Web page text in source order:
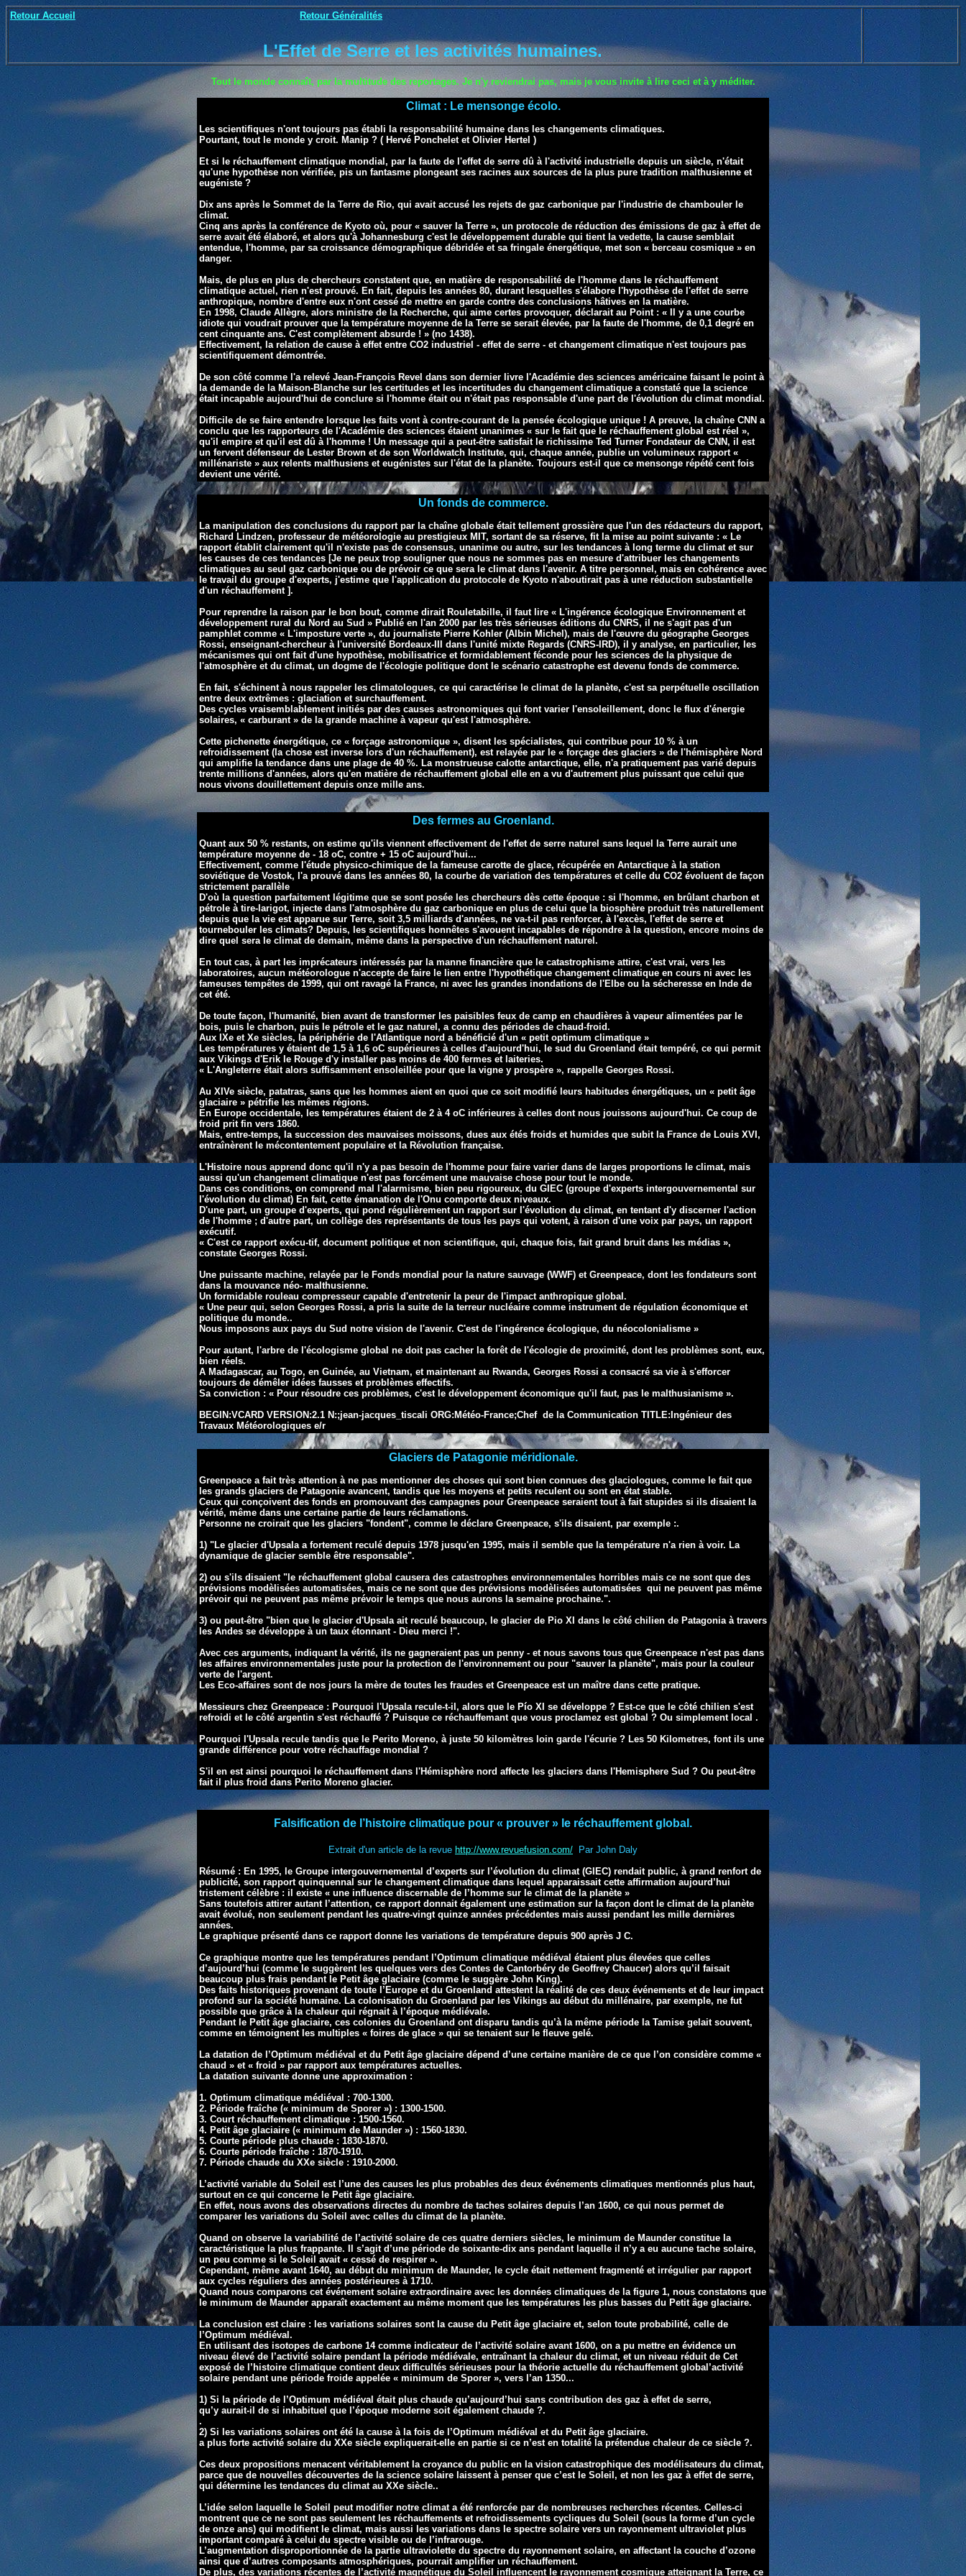
Retour Accueil Retour Généralités
L'Effet de Serre et les activités humaines.
Tout le monde connaît, par la multitude des reportages. Je n'y reviendrai pas, mais je vous invite à lire ceci et à y méditer.
Climat : Le mensonge écolo.
Les scientifiques n'ont toujours pas établi la responsabilité humaine dans les changements climatiques.
Pourtant, tout le monde y croit. Manip ? ( Hervé Ponchelet et Olivier Hertel )
Et si le réchauffement climatique mondial, par la faute de l'effet de serre dû à l'activité industrielle depuis un siècle, n'était
qu'une hypothèse non vérifiée, pis un fantasme plongeant ses racines aux sources de la plus pure tradition malthusienne et
eugéniste ?
Dix ans après le Sommet de la Terre de Rio, qui avait accusé les rejets de gaz carbonique par l'industrie de chambouler le
climat.
Cinq ans après la conférence de Kyoto où, pour « sauver la Terre », un protocole de réduction des émissions de gaz à effet de
serre avait été élaboré, et alors qu'à Johannesburg c'est le développement durable qui tient la vedette, la cause semblait
entendue, l'homme, par sa croissance démographique débridée et sa fringale énergétique, met son « berceau cosmique » en
danger.
Mais, de plus en plus de chercheurs constatent que, en matière de responsabilité de l'homme dans le réchauffement
climatique actuel, rien n'est prouvé. En fait, depuis les années 80, durant lesquelles s'élabore l'hypothèse de l'effet de serre
anthropique, nombre d'entre eux n'ont cessé de mettre en garde contre des conclusions hâtives en la matière.
En 1998, Claude Allègre, alors ministre de la Recherche, qui aime certes provoquer, déclarait au Point : « Il y a une courbe
idiote qui voudrait prouver que la température moyenne de la Terre se serait élevée, par la faute de l'homme, de 0,1 degré en
cent cinquante ans. C'est complètement absurde ! » (no 1438).
Effectivement, la relation de cause à effet entre CO2 industriel - effet de serre - et changement climatique n'est toujours pas
scientifiquement démontrée.
De son côté comme l'a relevé Jean-François Revel dans son dernier livre l'Académie des sciences américaine faisant le point à
la demande de la Maison-Blanche sur les certitudes et les incertitudes du changement climatique a constaté que la science
était incapable aujourd'hui de conclure si l'homme était ou n'était pas responsable d'une part de l'évolution du climatmondial.
Difficile de se faire entendre lorsque les faits vont à contre-courant de la pensée écologique unique ! A preuve, la chaîne CNN a
conclu que les rapporteurs de l'Académie des sciences étaient unanimes « sur le fait que le réchauffement global est réel »,
qu'il empire et qu'il est dû à l'homme ! Un message qui a peut-être satisfait le richissime Ted Turner Fondateur de CNN, il est
un fervent défenseur de Lester Brown et de son Worldwatch Institute, qui, chaque année, publie un volumineux rapport «
millénariste » aux relents malthusiens et eugénistes sur l'état de la planète. Toujours est-il que ce mensonge répété cent fois
devient une vérité.
Un fonds de commerce.
La manipulation des conclusions du rapport par la chaîne globale était tellement grossière que l'un des rédacteurs du rapport,
Richard Lindzen, professeur de météorologie au prestigieux MIT, sortant de sa réserve, fit la mise au point suivante : « Le
rapport établit clairement qu'il n'existe pas de consensus, unanime ou autre, sur les tendances à long terme du climat et sur
les causes de ces tendances [Je ne peux trop souligner que nous ne sommes pas en mesure d'attribuer les changements
climatiques au seul gaz carbonique ou de prévoir ce que sera le climat dans l'avenir. A titre personnel, mais en cohérence avec
le travail du groupe d'experts, j'estime que l'application du protocole de Kyoto n'aboutirait pas à une réduction substantielle
d'un réchauffement ].
Pour reprendre la raison par le bon bout, comme dirait Rouletabille, il faut lire « L'ingérence écologique Environnement et
développement rural du Nord au Sud » Publié en l'an 2000 par les très sérieuses éditions du CNRS, il ne s'agit pas d'un
pamphlet comme « L'imposture verte », du journaliste Pierre Kohler (Albin Michel), mais de l'œuvre du géographe Georges
Rossi, enseignant-chercheur à l'université Bordeaux-III dans l'unité mixte Regards (CNRS-IRD), il y analyse, en particulier, les
mécanismes qui ont fait d'une hypothèse, mobilisatrice et formidablement féconde pour les sciences de la physique de
l'atmosphère et du climat, un dogme de l'écologie politique dont le scénario catastrophe est devenu fonds de commerce.
En fait, s'échinent à nous rappeler les climatologues, ce qui caractérise le climat de la planète, c'est sa perpétuelle oscillation
entre deux extrêmes : glaciation et surchauffement.
Des cycles vraisemblablement initiés par des causes astronomiques qui font varier l'ensoleillement, donc le flux d'énergie
solaires, « carburant » de la grande machine à vapeur qu'est l'atmosphère.
Cette pichenette énergétique, ce « forçage astronomique », disent les spécialistes, qui contribue pour 10 % à un
refroidissement (la chose est inverse lors d'un réchauffement), est relayée par le « forçage des glaciers » de l'hémisphère Nord
qui amplifie la tendance dans une plage de 40 %. La monstrueuse calotte antarctique, elle, n'a pratiquement pas varié depuis
trente millions d'années, alors qu'en matière de réchauffement global elle en a vu d'autrement plus puissant que celui que
nous vivons douillettement depuis onze mille ans.
Des fermes au Groenland.
Quant aux 50 % restants, on estime qu'ils viennent effectivement de l'effet de serre naturel sans lequel la Terre aurait une
température moyenne de - 18 oC, contre + 15 oC aujourd'hui...
Effectivement, comme l'étude physico-chimique de la fameuse carotte de glace, récupérée en Antarctique à la station
soviétique de Vostok, l'a prouvé dans les années 80, la courbe de variation des températures et celle du CO2 évoluent de façon
strictement parallèle
D'où la question parfaitement légitime que se sont posée les chercheurs dès cette époque : si l'homme, en brûlant charbon et
pétrole à tire-larigot, injecte dans l'atmosphère du gaz carbonique en plus de celui que la biosphère produit très naturellement
depuis que la vie est apparue sur Terre, soit 3,5 milliards d'années, ne va-t-il pas renforcer, à l'excès, l'effet de serre et
tournebouler les climats? Depuis, les scientifiques honnêtes s'avouent incapables de répondre à la question, encore moins de
dire quel sera le climat de demain, même dans la perspective d'un réchauffement naturel.
En tout cas, à part les imprécateurs intéressés par la manne financière que le catastrophisme attire, c'est vrai, vers les
laboratoires, aucun météorologue n'accepte de faire le lien entre l'hypothétique changement climatique en cours ni avec les
fameuses tempêtes de 1999, qui ont ravagé la France, ni avec les grandes inondations de l'Elbe ou la sécheresse en Inde de
cet été.
De toute façon, l'humanité, bien avant de transformer les paisibles feux de camp en chaudières à vapeur alimentées par le
bois, puis le charbon, puis le pétrole et le gaz naturel, a connu des périodes de chaud-froid.
Aux IXe et Xe siècles, la périphérie de l'Atlantique nord a bénéficié d'un « petit optimum climatique »
Les températures y étaient de 1,5 à 1,6 oC supérieures à celles d'aujourd'hui, le sud du Groenland était tempéré, ce qui permit
aux Vikings d'Erik le Rouge d'y installer pas moins de 400 fermes et laiteries.
« L'Angleterre était alors suffisamment ensoleillée pour que la vigne y prospère », rappelle Georges Rossi.
Au XIVe siècle, patatras, sans que les hommes aient en quoi que ce soit modifié leurs habitudes énergétiques, un « petit âge
glaciaire » pétrifie les mêmes régions.
En Europe occidentale, les températures étaient de 2 à 4 oC inférieures à celles dont nous jouissons aujourd'hui. Ce coup de
froid prit fin vers 1860.
Mais, entre-temps, la succession des mauvaises moissons, dues aux étés froids et humides que subit la France de Louis XVI,
entraînèrent le mécontentement populaire et la Révolution française.
L'Histoire nous apprend donc qu'il n'y a pas besoin de l'homme pour faire varier dans de larges proportions le climat, mais
aussi qu'un changement climatique n'est pas forcément une mauvaise chose pour tout le monde.
Dans ces conditions, on comprend mal l'alarmisme, bien peu rigoureux, du GIEC (groupe d'experts intergouvernemental sur
l'évolution du climat) En fait, cette émanation de l'Onu comporte deux niveaux.
D'une part, un groupe d'experts, qui pond régulièrement un rapport sur l'évolution du climat, en tentant d'y discerner l'action
de l'homme ; d'autre part, un collège des représentants de tous les pays qui votent, à raison d'une voix par pays, un rapport
exécutif.
« C'est ce rapport exécu-tif, document politique et non scientifique, qui, chaque fois, fait grand bruit dans les médias »,
constate Georges Rossi.
Une puissante machine, relayée par le Fonds mondial pour la nature sauvage (WWF) et Greenpeace, dont les fondateurs sont
dans la mouvance néo- malthusienne.
Un formidable rouleau compresseur capable d'entretenir la peur de l'impact anthropique global.
« Une peur qui, selon Georges Rossi, a pris la suite de la terreur nucléaire comme instrument de régulation économique et
politique du monde..
Nous imposons aux pays du Sud notre vision de l'avenir. C'est de l'ingérence écologique, du néocolonialisme »
Pour autant, l'arbre de l'écologisme global ne doit pas cacher la forêt de l'écologie de proximité, dont les problèmes sont, eux,
bien réels.
A Madagascar, au Togo, en Guinée, au Vietnam, et maintenant au Rwanda, Georges Rossi a consacré sa vie às'efforcer
toujours de démêler idées fausses et problèmes effectifs.
Sa conviction : « Pour résoudre ces problèmes, c'est le développement économique qu'il faut, pas le malthusianisme ».
BEGIN:VCARD VERSION:2.1 N:;jean-jacques_tiscali ORG:Météo-France;Chef de la Communication TITLE:Ingénieur des
Travaux Météorologiques e/r
Glaciers de Patagonie méridionale.
Greenpeace a fait très attention à ne pas mentionner des choses qui sont bien connues des glaciologues, comme le fait que
les grands glaciers de Patagonie avancent, tandis que les moyens et petits reculent ou sont en état stable.
Ceux qui conçoivent des fonds en promouvant des campagnes pour Greenpeace seraient tout à fait stupides si ils disaient la
vérité, même dans une certaine partie de leurs réclamations.
Personne ne croirait que les glaciers "fondent", comme le déclare Greenpeace, s'ils disaient, par exemple :.
1) "Le glacier d'Upsala a fortement reculé depuis 1978 jusqu'en 1995, mais il semble que la température n'a rien à voir. La
dynamique de glacier semble être responsable".
2) ou s'ils disaient "le réchauffement global causera des catastrophes environnementales horribles mais ce ne sont que des
prévisions modèlisées automatisées, mais ce ne sont que des prévisions modèlisées automatisées qui ne peuvent pas même
prévoir qui ne peuvent pas même prévoir le temps que nous aurons la semaine prochaine.".
3) ou peut-être "bien que le glacier d'Upsala ait reculé beaucoup, le glacier de Pio XI dans le côté chilien de Patagonia à travers
les Andes se développe à un taux étonnant - Dieu merci !".
Avec ces arguments, indiquant la vérité, ils ne gagneraient pas un penny - et nous savons tous que Greenpeace n'est pas dans
les affaires environnementales juste pour la protection de l'environnement ou pour "sauver la planète", mais pour la couleur
verte de l'argent.
Les Eco-affaires sont de nos jours la mère de toutes les fraudes et Greenpeace est un maître dans cette pratique.
Messieurs chez Greenpeace : Pourquoi l'Upsala recule-t-il, alors que le Pío XI se développe ? Est-ce que le côté chilien s'est
refroidi et le côté argentin s'est réchauffé ? Puisque ce réchauffemant que vous proclamez est global ? Ou simplement local .
Pourquoi l'Upsala recule tandis que le Perito Moreno, à juste 50 kilomètres loin garde l'écurie ? Les 50 Kilometres, font ils une
grande différence pour votre réchauffage mondial ?
S'il en est ainsi pourquoi le réchauffement dans l'Hémisphère nord affecte les glaciers dans l'Hemisphere Sud ? Ou peut-être
fait il plus froid dans Perito Moreno glacier.
Falsification de l’histoire climatique pour « prouver » le réchauffement global.
Extrait d'un article de la revue http://www.revuefusion.com/
Par John Daly
Résumé : En 1995, le Groupe intergouvernemental d’experts sur l’évolution du climat (GIEC) rendait public, à grand renfort de
publicité, son rapport quinquennal sur le changement climatique dans lequel apparaissait cette affirmation aujourd’hui
tristement célèbre : il existe « une influence discernable de l’homme sur le climat de la planète »
Sans toutefois attirer autant l’attention, ce rapport donnait également une estimation sur la façon dont le climat de la planète
avait évolué, non seulement pendant les quatre-vingt quinze années précédentes mais aussi pendant les mille dernières
années.
Le graphique présenté dans ce rapport donne les variations de température depuis 900 après J C.
Ce graphique montre que les températures pendant l’Optimum climatique médiéval étaient plus élevées que celles
d’aujourd’hui (comme le suggèrent les quelques vers des Contes de Cantorbéry de Geoffrey Chaucer) alors qu’il faisait
beaucoup plus frais pendant le Petit âge glaciaire (comme le suggère John King).
Des faits historiques provenant de toute l’Europe et du Groenland attestent la réalité de ces deux événements et de leur impact
profond sur la société humaine. La colonisation du Groenland par les Vikings au début du millénaire, par exemple, ne fut
possible que grâce à la chaleur qui régnait à l’époque médiévale.
Pendant le Petit âge glaciaire, ces colonies du Groenland ont disparu tandis qu’à la même période la Tamise gelait souvent,
comme en témoignent les multiples « foires de glace » qui se tenaient sur le fleuve gelé.
La datation de l’Optimum médiéval et du Petit âge glaciaire dépend d’une certaine manière de ce que l’on considère comme «
chaud » et « froid » par rapport aux températures actuelles.
La datation suivante donne une approximation :
1. Optimum climatique médiéval : 700-1300.
2. Période fraîche (« minimum de Sporer ») : 1300-1500.
3. Court réchauffement climatique : 1500-1560.
4. Petit âge glaciaire (« minimum de Maunder ») : 1560-1830.
5. Courte période plus chaude : 1830-1870.
6. Courte période fraîche : 1870-1910.
7. Période chaude du XXe siècle : 1910-2000.
L’activité variable du Soleil est l’une des causes les plus probables des deux événements climatiques mentionnés plus haut,
surtout en ce qui concerne le Petit âge glaciaire.
En effet, nous avons des observations directes du nombre de taches solaires depuis l’an 1600, ce qui nous permet de
comparer les variations du Soleil avec celles du climat de la planète.
Quand on observe la variabilité de l’activité solaire de ces quatre derniers siècles, le minimum de Maunder constitue la
caractéristique la plus frappante. Il s’agit d’une période de soixante-dix ans pendant laquelle il n’y a eu aucune tache solaire,
un peu comme si le Soleil avait « cessé de respirer ».
Cependant, même avant 1640, au début du minimum de Maunder, le cycle était nettement fragmenté et irrégulier par rapport
aux cycles réguliers des années postérieures à 1710.
Quand nous comparons cet événement solaire extraordinaire avec les données climatiques de la figure 1, nous constatons que
le minimum de Maunder apparaît exactement au même moment que les températures les plus basses du Petit âge glaciaire.
La conclusion est claire : les variations solaires sont la cause du Petit âge glaciaire et, selon toute probabilité, celle de
l’Optimum médiéval.
En utilisant des isotopes de carbone 14 comme indicateur de l’activité solaire avant 1600, on a pu mettre en évidence un
niveau élevé de l’activité solaire pendant la période médiévale, entraînant la chaleur du climat, et un niveau réduit de Cet
exposé de l’histoire climatique contient deux difficultés sérieuses pour la théorie actuelle du réchauffement global’activité
solaire pendant une période froide appelée « minimum de Sporer », vers l’an 1350...
1) Si la période de l’Optimum médiéval était plus chaude qu’aujourd’hui sans contribution des gaz à effet de serre,
qu’y aurait-il de si inhabituel que l’époque moderne soit également chaude ?.
.
2) Si les variations solaires ont été la cause à la fois de l’Optimum médiéval et du Petit âge glaciaire.
a plus forte activité solaire du XXe siècle expliquerait-elle en partie si ce n’est en totalité la prétendue chaleur de ce siècle ?.
Ces deux propositions menacent véritablement la croyance du public en la vision catastrophique des modélisateurs du climat,
parce que de nouvelles découvertes de la science solaire laissent à penser que c’est le Soleil, et non les gaz à effet de serre,
qui détermine les tendances du climat au XXe siècle..
L’idée selon laquelle le Soleil peut modifier notre climat a été renforcée par de nombreuses recherches récentes. Celles-ci
montrent que ce ne sont pas seulement les réchauffements et refroidissements cycliques du Soleil (sous la forme d’un cycle
de onze ans) qui modifient le climat, mais aussi les variations dans le spectre solaire vers un rayonnement ultraviolet plus
important comparé à celui du spectre visible ou de l’infrarouge.
L’augmentation disproportionnée de la partie ultraviolette du spectre du rayonnement solaire, en affectant la couche d’ozone
ainsi que d’autres composants atmosphériques, pourrait amplifier un réchauffement.
De plus, des variations récentes de l’activité magnétique du Soleil influencent le rayonnement cosmique atteignant la Terre, ce